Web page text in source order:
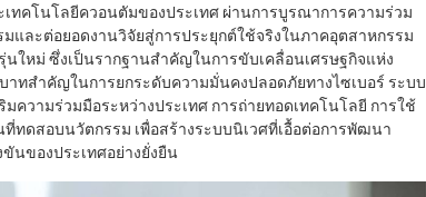
ทคโนโลยีควอนตัมของประเทศ ผ่านการบูรณาการความร่วม
และต่อยอดงานวิจัยสู่การประยุกต์ใช้จริงในภาคอุตสาหกรรม
ใหม่ ซึ่งเป็นรากฐานสำคัญในการขับเคลื่อนเศรษฐกิจแห่ง
ทสำคัญในการยกระดับความมั่นคงปลอดภัยทางไซเบอร์ ระบบ
วามร่วมมือระหว่างประเทศ การถ่ายทอดเทคโนโลยี การใช้
ดสอบนวัตกรรม เพื่อสร้างระบบนิเวศที่เอื้อต่อการพัฒนา
นของประเทศอย่างยั่งยืน